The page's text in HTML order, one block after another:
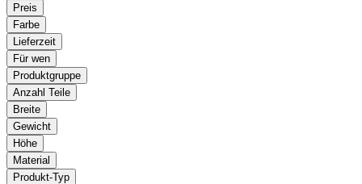
Preis
Farbe
Lieferzeit
Für wen
Produktgruppe
Anzahl Teile
Breite
Gewicht
Höhe
Material
Produkt-Typ